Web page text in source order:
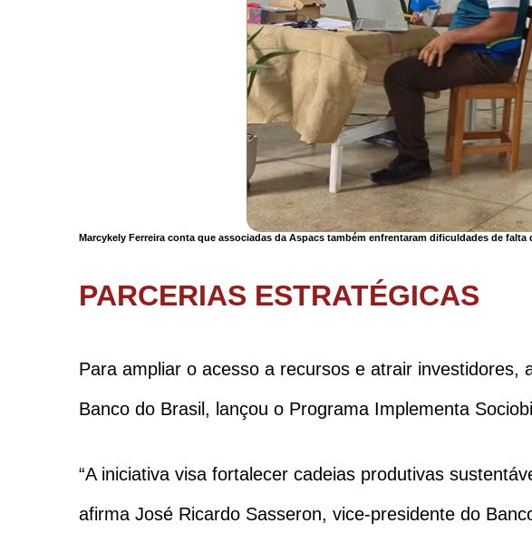
Marcykely Ferreira conta que associadas da Aspacs também enfrentaram dificuldades de falta
PARCERIAS ESTRATÉGICAS
Para ampliar o acesso a recursos e atrair
Banco do Brasil, lançou o Programa Implementa
“A iniciativa visa fortalecer cadeias produtivas
afirma José Ricardo Sasseron, vice-presidente do